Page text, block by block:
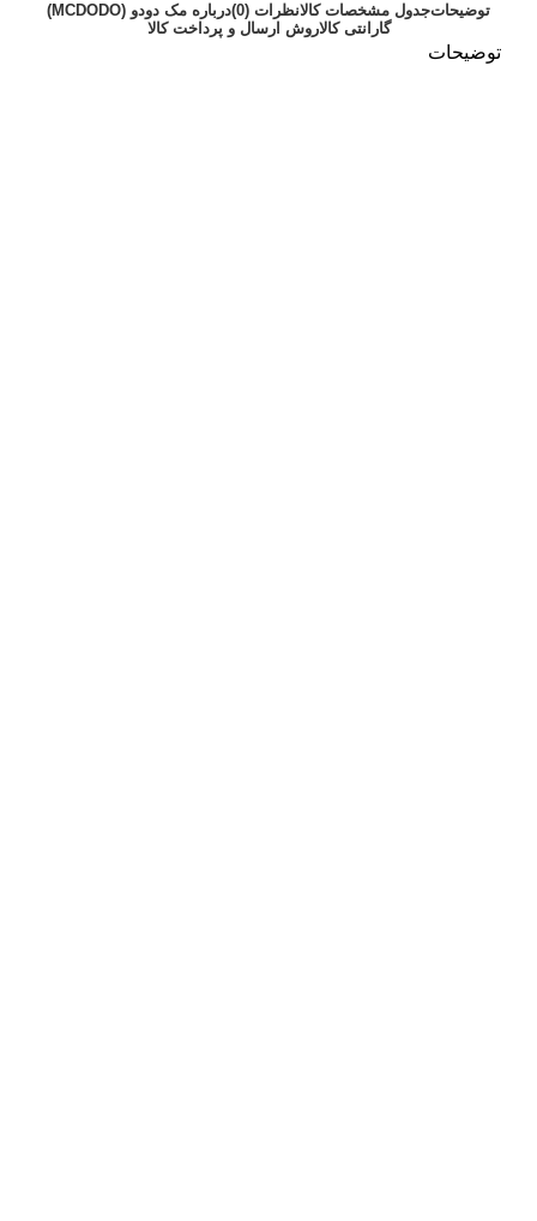
توضیحاتجدول مشخصات کالانظرات (0)
درباره مک دودو (MCDODO)
گارانتی کالاروش ارسال و پرداخت کالا
توضیحات